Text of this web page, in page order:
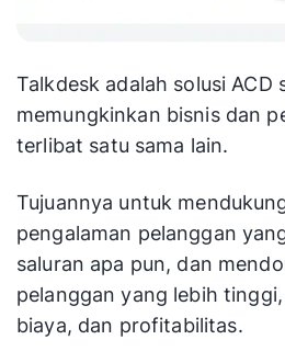
Talkdesk adalah solusi
memungkinkan bisnis dan
terlibat satu sama lain.
Tujuannya untuk
pengalaman pelanggan
saluran apa pun, dan
pelanggan yang lebih
biaya, dan profitabilitas.